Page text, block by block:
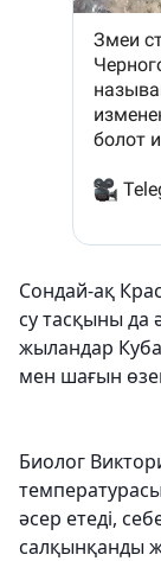
Сондай-ақ
су тасқыны да
жыландар
мен шағын
Биолог
әсер етеді,
салқынқанды